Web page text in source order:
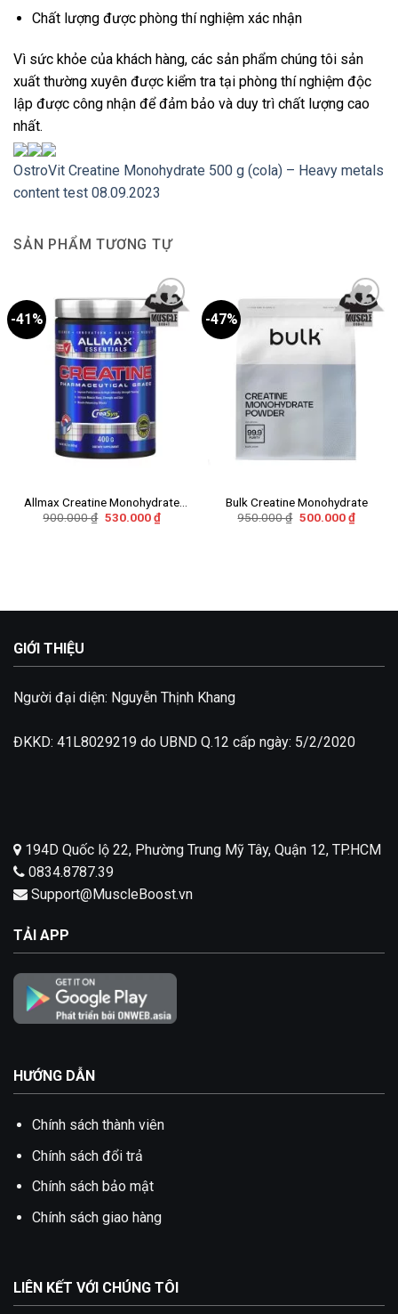
Chất lượng được phòng thí nghiệm xác nhận
Vì sức khỏe của khách hàng, các sản phẩm chúng tôi sản
xuất thường xuyên được kiểm tra tại phòng thí nghiệm độc
lập được công nhận để đảm bảo và duy trì chất lượng cao
nhất.
OstroVit Creatine Monohydrate 500 g (cola) – Heavy metals
content test 08.09.2023
SẢN PHẨM TƯƠNG TỰ
-41%
Add to
wishlist
Allmax Creatine Monohydrate
Powder
900.000₫ Giá
530.000₫Giá
hiện
-47%
Add to
wishlist
Bulk Creatine Monohydrate
950.000₫ Giá
500.000₫Giá
hiện
GIỚI THIỆU
Người đại diện: Nguyễn Thịnh Khang
ĐKKD: 41L8029219 do UBND Q.12 cấp ngày: 5/2/2020
194D Quốc lộ 22, Phường Trung Mỹ Tây, Quận 12, TP.HCM
0834.8787.39
Support@MuscleBoost.vn
TẢI APP
HƯỚNG DẪN
Chính sách thành viên
Chính sách đổi trả
Chính sách bảo mật
Chính sách giao hàng
LIÊN KẾT VỚI CHÚNG TÔI